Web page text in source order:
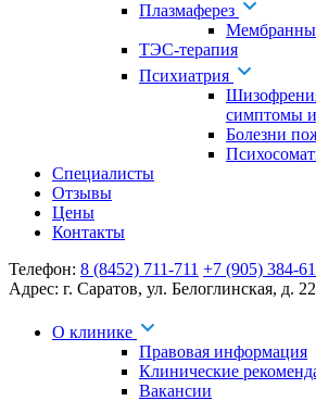
Плазмаферез
ТЭС-терапия
Психиатрия
симптомы
Болезни
Специалисты
Отзывы
Цены
Контакты
Телефон: 8 (8452) 711-711 +7 (905) 384-
Адрес: г. Саратов, ул. Белоглинская, д. 22
О клинике
Правовая информация
Клинические
Вакансии